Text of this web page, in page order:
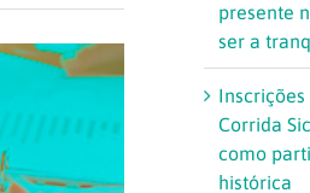
presente
ser a
Inscrições
Corrida
como
histórica